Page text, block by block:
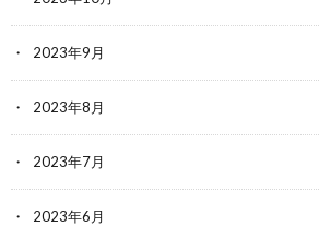
2023年9月
2023年8月
2023年7月
2023年6月